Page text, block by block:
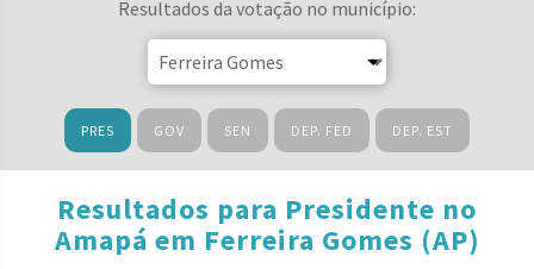
Resultados da votação no município:
PRES GOV SEN DEP. FED DEP. EST
Resultados para Presidente no
Amapá em Ferreira Gomes (AP)